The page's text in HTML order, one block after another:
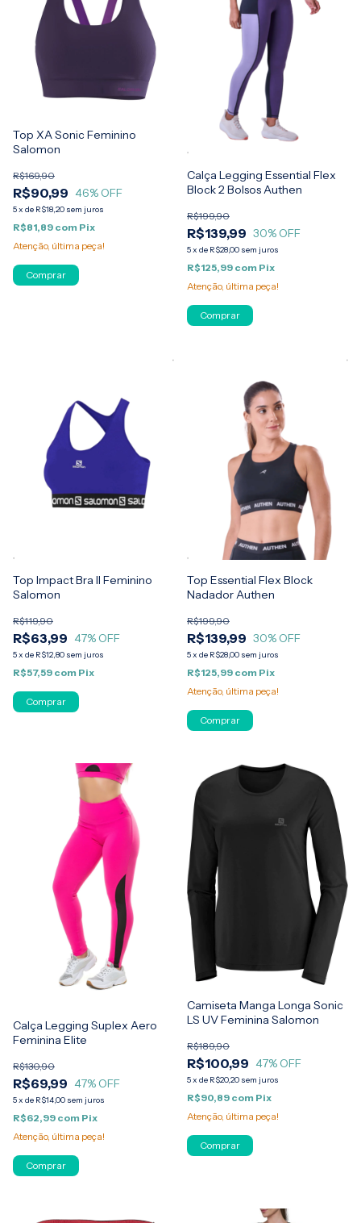
Top XA Sonic Feminino
Salomon
R$90,99
R$169,90
46% OFF
5x de R$18,20 sem juros
R$81,89 com Pix
Atenção, última peça!
Comprar
Calça Legging Essential Flex
Block 2 Bolsos Authen
R$139,99
R$199,90
30% OFF
5x de R$28,00 sem juros
R$125,99 com Pix
Atenção, última peça!
Comprar
Top Impact Bra II Feminino
Salomon
R$63,99
R$119,90
47% OFF
5x de R$12,80 sem juros
R$57,59 com Pix
Comprar
Top Essential Flex Block
Nadador Authen
R$139,99
R$199,90
30% OFF
5x de R$28,00 sem juros
R$125,99 com Pix
Atenção, última peça!
Comprar
Calça Legging Suplex Aero
Feminina Elite
R$69,99
R$130,90
47% OFF
5x de R$14,00 sem juros
R$62,99 com Pix
Atenção, última peça!
Comprar
Camiseta Manga Longa Sonic
LS UV Feminina Salomon
R$100,99
R$189,90
47% OFF
5x de R$20,20 sem juros
R$90,89 com Pix
Atenção, última peça!
Comprar